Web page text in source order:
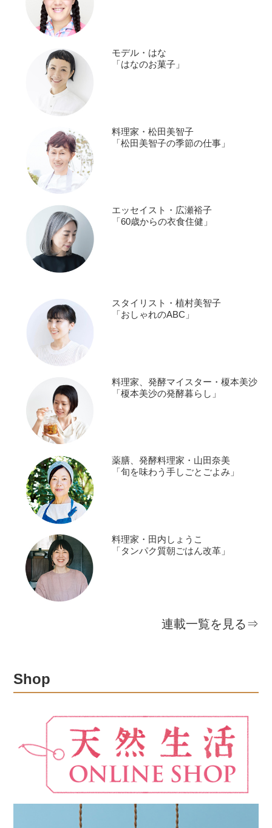
モデル・はな
「はなのお菓子」
料理家・松田美智子
「松田美智子の季節の仕事」
エッセイスト・広瀬裕子
「60歳からの衣食住健」
スタイリスト・植村美智子
「おしゃれのABC」
料理家、発酵マイスター・榎本美沙
「榎本美沙の発酵暮らし」
薬膳、発酵料理家・山田奈美
「旬を味わう手しごとごよみ」
料理家・田内しょうこ
「タンパク質朝ごはん改革」
連載一覧を見る⇒
Shop